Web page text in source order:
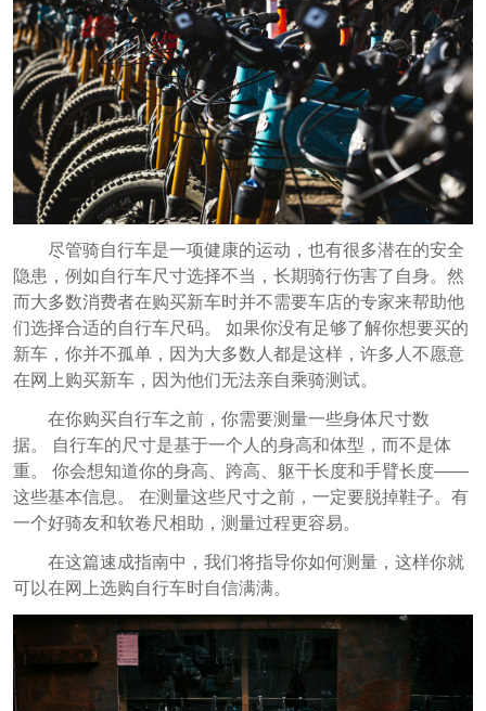
尽管骑自行车是一项健康的运动，也有很多潜在的安全
隐患，例如自行车尺寸选择不当，长期骑行伤害了自身。然
而大多数消费者在购买新车时并不需要车店的专家来帮助他
们选择合适的自行车尺码。 如果你没有足够了解你想要买的
新车，你并不孤单，因为大多数人都是这样，许多人不愿意
在网上购买新车，因为他们无法亲自乘骑测试。
在你购买自行车之前，你需要测量一些身体尺寸数
据。 自行车的尺寸是基于一个人的身高和体型，而不是体
重。 你会想知道你的身高、跨高、躯干长度和手臂长度——
这些基本信息。 在测量这些尺寸之前，一定要脱掉鞋子。有
一个好骑友和软卷尺相助，测量过程更容易。
在这篇速成指南中，我们将指导你如何测量，这样你就
可以在网上选购自行车时自信满满。